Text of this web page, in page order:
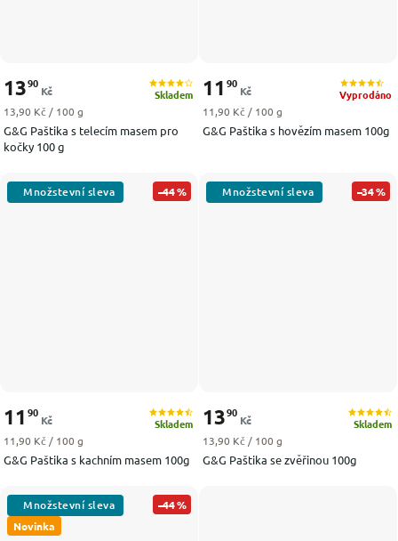
G&G Paštika s telecím masem pro
kočky 100 g
Skladem
1390
Kč
Měrná cena:
13,90 Kč / 100 g
G&G Paštika s hovězím masem 100g
Vyprodáno
11 90
Kč
Měrná cena:
11,90 Kč / 100 g
–44 %
G&G Paštika s kachním masem 100g
Skladem
11 90
Kč
Měrná cena:
11,90 Kč / 100 g
–34 %
G&G Paštika se zvěřinou 100g
Skladem
1390
Kč
Měrná cena:
13,90 Kč / 100 g
Novinka
–44 %